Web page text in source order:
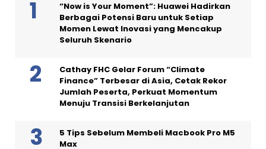
“Now is Your Moment”: Huawei Hadirkan
Berbagai Potensi Baru untuk Setiap
Momen Lewat Inovasi yang Mencakup
Seluruh Skenario
Cathay FHC Gelar Forum “Climate
Finance” Terbesar di Asia, Cetak Rekor
Jumlah Peserta, Perkuat Momentum
Menuju Transisi Berkelanjutan
5 Tips Sebelum Membeli Macbook Pro M5
Max